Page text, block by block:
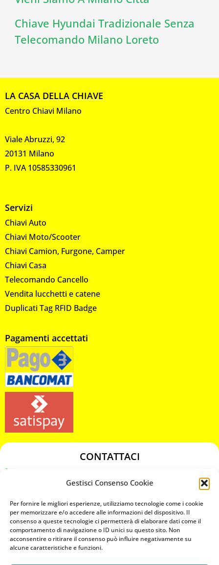
Gestisci Consenso Cookie
Per fornire le migliori esperienze, utilizziamo tecnologie come i cookie
per memorizzare e/o accedere alle informazioni del dispositivo. Il
consenso a queste tecnologie ci permetterà di elaborare dati come il
comportamento di navigazione o ID unici su questo sito. Non
acconsentire o ritirare il consenso può influire negativamente su
alcune caratteristiche e funzioni.
Chiave Hyundai Tradizionale Senza
Telecomando Milano Loreto
LA CASA DELLA CHIAVE
Centro Chiavi Milano
Viale Abruzzi, 92
20131 Milano
P. IVA 10585330961
Servizi
Chiavi Auto
Chiavi Moto/Scooter
Chiavi Camion, Furgone, Camper
Chiavi Casa
Telecomando Cancello
Vendita lucchetti e catene
Duplicati Tag RFID Badge
Pagamenti accettati
CONTATTACI
chiavicodificate@gmail.com
Privacy Policy
Cookie Policy